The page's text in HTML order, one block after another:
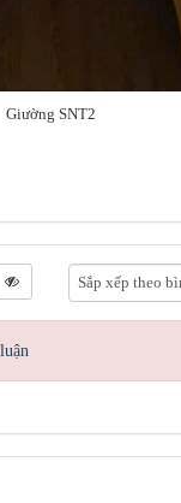
Giường SNT2